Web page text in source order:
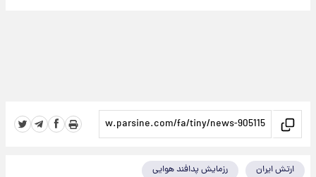
ارتش ایران رزمایش پدافند هوایی